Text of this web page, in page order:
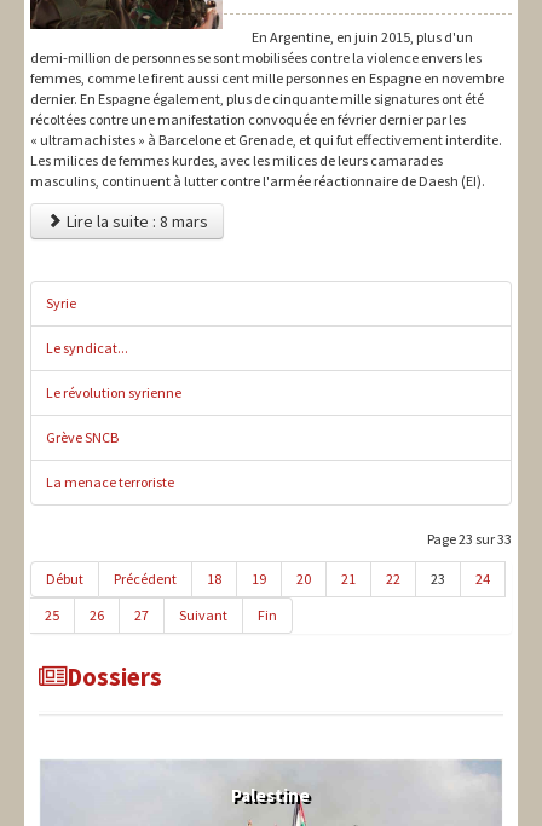
En Argentine, en juin 2015, plus d'un
demi-million de personnes se sont mobilisées contre la violence envers les
femmes, comme le firent aussi cent mille personnes en Espagne en novembre
dernier. En Espagne également, plus de cinquante mille signatures ont été
récoltées contre une manifestation convoquée en février dernier par les
« ultramachistes » à Barcelone et Grenade, et qui fut effectivement interdite.
Les milices de femmes kurdes, avec les milices de leurs camarades
masculins, continuent à lutter contre l'armée réactionnaire de Daesh (EI).
Lire la suite : 8 mars
Syrie
Le syndicat...
Le révolution syrienne
Grève SNCB
La menace terroriste
Page 23 sur 33
Début Précédent 18 19 20 21 22 23
24
25
26 27 Suivant Fin
Dossiers
Palestine